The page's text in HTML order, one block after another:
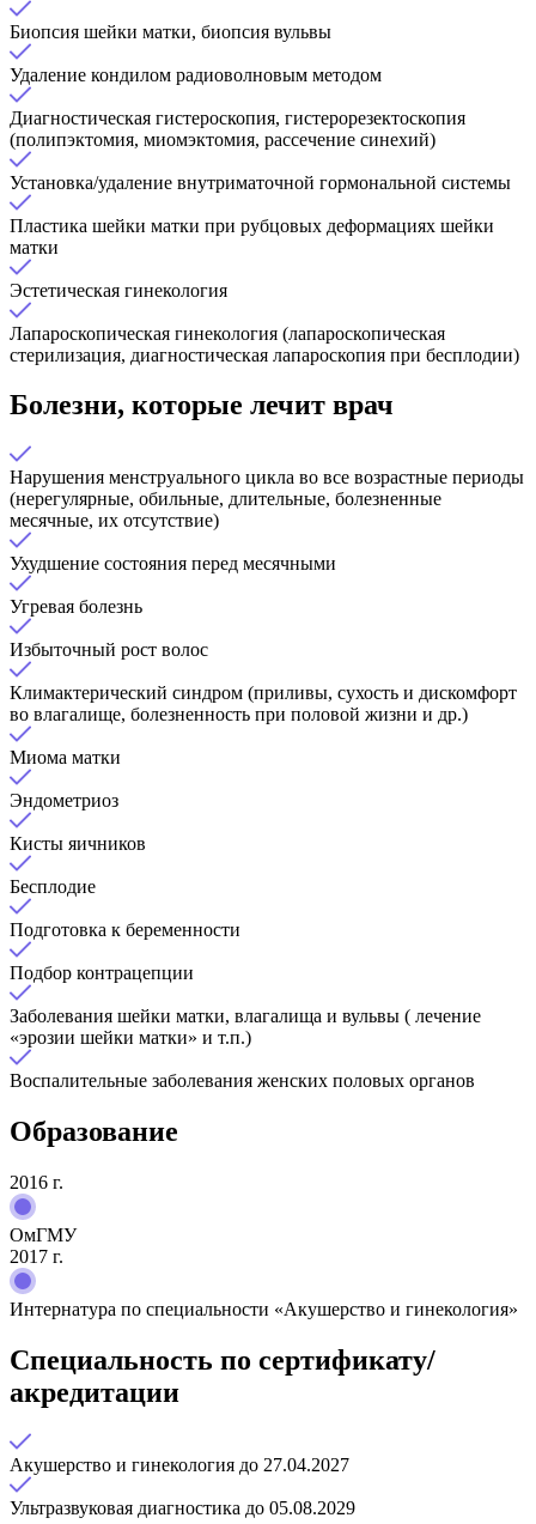
Биопсия шейки матки, биопсия вульвы
Удаление кондилом радиоволновым методом
Диагностическая гистероскопия, гистерорезектоскопия
(полипэктомия, миомэктомия, рассечение синехий)
Установка/удаление внутриматочной гормональной системы
Пластика шейки матки при рубцовых деформациях шейки
матки
Эстетическая гинекология
Лапароскопическая гинекология (лапароскопическая
стерилизация, диагностическая лапароскопия при бесплодии)
Болезни, которые лечит врач
Нарушения менструального цикла во все возрастные периоды
(нерегулярные, обильные, длительные, болезненные
месячные, их отсутствие)
Ухудшение состояния перед месячными
Угревая болезнь
Избыточный рост волос
Климактерический синдром (приливы, сухость и дискомфорт
во влагалище, болезненность при половой жизни и др.)
Миома матки
Эндометриоз
Кисты яичников
Бесплодие
Подготовка к беременности
Подбор контрацепции
Заболевания шейки матки, влагалища и вульвы ( лечение
«эрозии шейки матки» и т.п.)
Воспалительные заболевания женских половых органов
Образование
2016 г.
ОмГМУ
2017 г.
Интернатура по специальности «Акушерство и гинекология»
Специальность по сертификату/
акредитации
Акушерство и гинекология до 27.04.2027
Ультразвуковая диагностика до 05.08.2029